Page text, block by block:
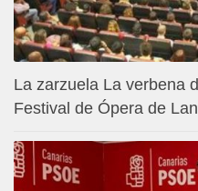
La zarzuela La verbena
Festival de Ópera de